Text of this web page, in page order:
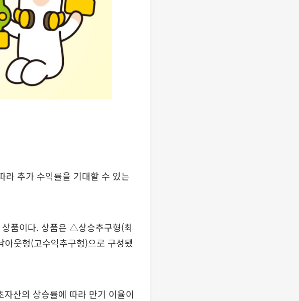
라 추가 수익률을 기대할 수 있는
품이다. 상품은 △상승추구형(최
웃형(고수익추구형)으로 구성됐
산의 상승률에 따라 만기 이율이